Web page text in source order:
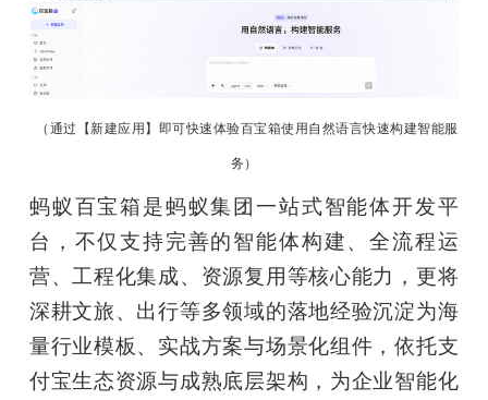
GAIR
题
爱
搞
（通过【新建应用】即可快速体验百宝箱使用自然语言快速构建智能服
务）
蚂蚁百宝箱是蚂蚁集团一站式智能体开发平
台，不仅支持完善的智能体构建、全流程运
营、工程化集成、资源复用等核心能力，更将
深耕文旅、出行等多领域的落地经验沉淀为海
量行业模板、实战方案与场景化组件，依托支
付宝生态资源与成熟底层架构，为企业智能化